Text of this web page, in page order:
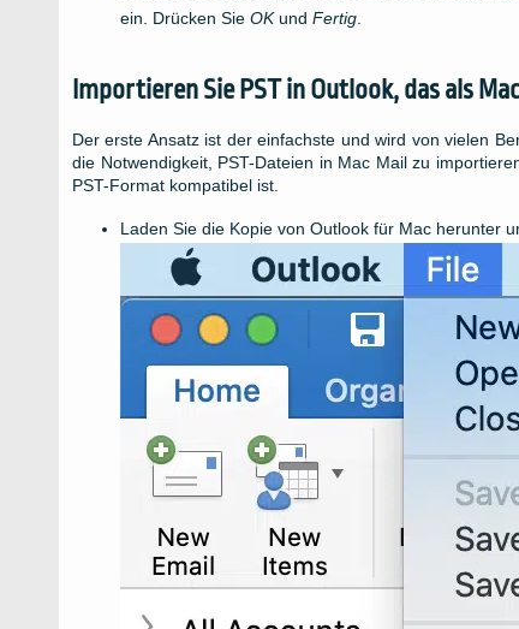
ein. Drücken Sie OK und Fertig
Importieren Sie PST in Outlook, das als
Der erste Ansatz ist der einfachste und wird von vielen
die Notwendigkeit, PST-Dateien in Mac Mail zu
PST-Format kompatibel ist.
Laden Sie die Kopie von Outlook für Mac herunter